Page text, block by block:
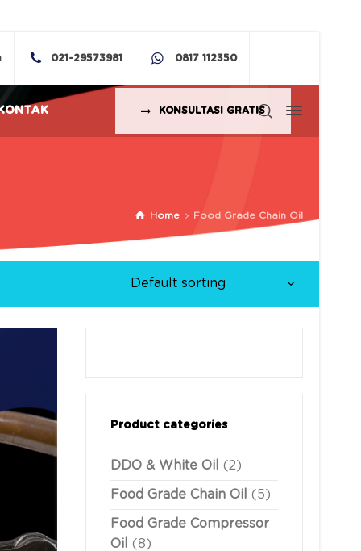
021-29573981 0817 112350
KONSULTASI GRATIS
Home Food Grade Chain Oil
Default sorting
Product categories
DDO & White Oil (2)
Food Grade Chain Oil (5)
Food Grade Compressor
Oil
(8)